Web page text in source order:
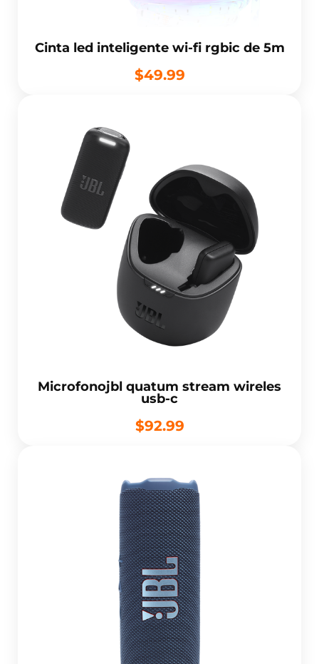
Cinta led inteligente wi-fi rgbic de 5m
$49.99
Microfonojbl quatum stream wireles
usb-c
$92.99